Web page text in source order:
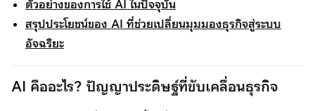
ตัวอย่างของการใช้ AI ในปัจจุบัน
สรุปประโยชน์ของ AI ที่ช่วยเปลี่ยนมุมมองธุรกิจสู่ระบบ
อัจฉริยะ
AI คืออะไร? ปัญญาประดิษฐ์ที่ขับเคลื่อนธุรกิจ